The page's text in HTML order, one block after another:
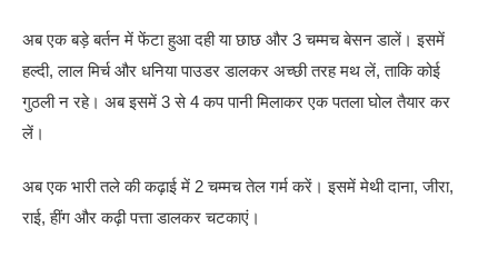
अब एक बड़े बर्तन में फेंटा हुआ दही या छाछ और 3 चम्मच बेसन डालें। इसमें
हल्दी, लाल मिर्च और धनिया पाउडर डालकर अच्छी तरह मथ लें, ताकि कोई
गुठली न रहे। अब इसमें 3 से 4 कप पानी मिलाकर एक पतला घोल तैयार कर
लें।
अब एक भारी तले की कढ़ाई में 2 चम्मच तेल गर्म करें। इसमें मेथी दाना, जीरा,
राई, हींग और कढ़ी पत्ता डालकर चटकाएं।